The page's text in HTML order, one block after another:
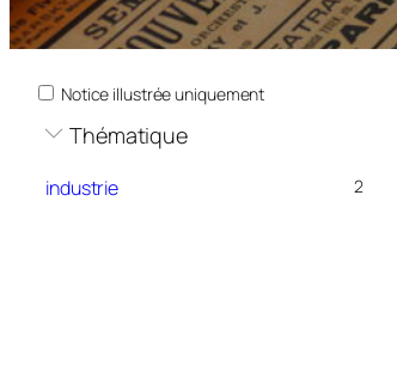
Notice illustrée uniquement
Thématique
industrie 2